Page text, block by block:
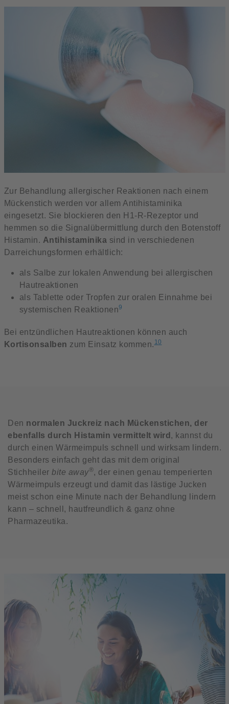
Zur Behandlung allergischer Reaktionen nach einem
Mückenstich werden vor allem Antihistaminika
eingesetzt. Sie blockieren den H1-R-Rezeptor und
hemmen so die Signalübermittlung durch den Botenstoff
Histamin. Antihistaminika sind in verschiedenen
Darreichungsformen erhältlich:
als Salbe zur lokalen Anwendung bei allergischen
Hautreaktionen
als Tablette oder Tropfen zur oralen Einnahme bei
systemischen Reaktionen9
Bei entzündlichen Hautreaktionen können auch
Kortisonsalben zum Einsatz kommen.10
Den normalen Juckreiz nach Mückenstichen, der
ebenfalls durch Histamin vermittelt wird , kannst du
durch einen Wärmeimpuls schnell und wirksam lindern.
Besonders einfach geht das mit dem original
Stichheiler bite away®, der einen genau temperierten
Wärmeimpuls erzeugt und damit das lästige Jucken
meist schon eine Minute nach der Behandlung lindern
kann – schnell, hautfreundlich & ganz ohne
Pharmazeutika.